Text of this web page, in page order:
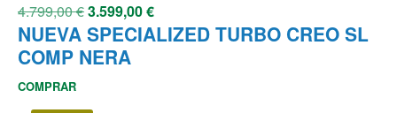
4.799,00€3.599,00€
NUEVA SPECIALIZED TURBO CREO SL
COMP NERA
COMPRAR